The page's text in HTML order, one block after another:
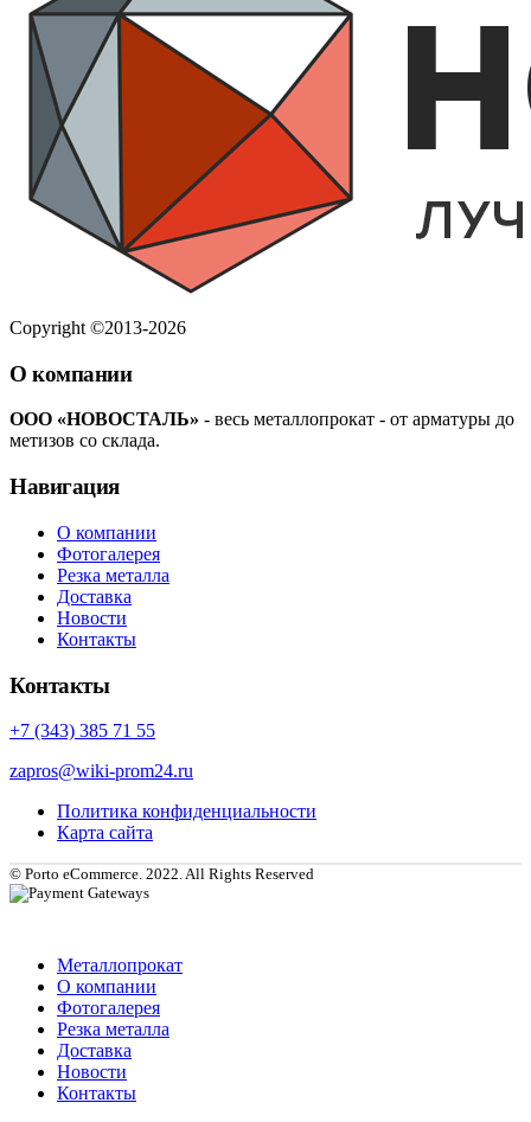
Copyright ©2013-2026
О компании
ООО «НОВОСТАЛЬ» - весь металлопрокат - от арматуры до
метизов со склада.
Навигация
О компании
Фотогалерея
Резка металла
Доставка
Новости
Контакты
Контакты
+7 (343) 385 71 55
zapros@wiki-prom24.ru
Политика конфиденциальности
Карта сайта
© Porto eCommerce. 2022. All Rights Reserved
Металлопрокат
О компании
Фотогалерея
Резка металла
Доставка
Новости
Контакты